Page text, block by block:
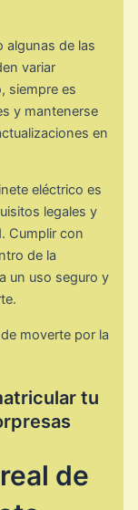
algunas de las
variar
siempre es
y mantenerse
en
eléctrico es
legales y
Cumplir con
de la
un uso seguro y
moverte por la
tu
de